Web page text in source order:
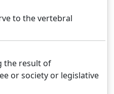
to the vertebral
the result of
or society or legislative